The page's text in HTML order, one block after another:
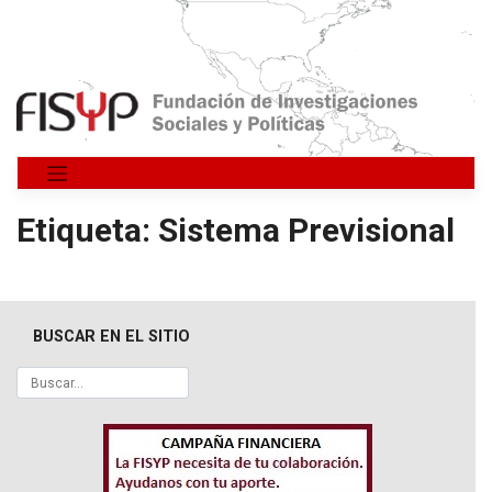
Saltar
Etiqueta: Sistema Previsional
BUSCAR EN EL SITIO